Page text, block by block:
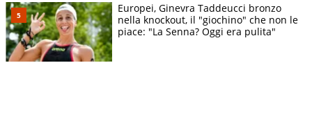
Europei, Ginevra Taddeucci bronzo
nella knockout, il "giochino" che non le
piace: "La Senna? Oggi era pulita"